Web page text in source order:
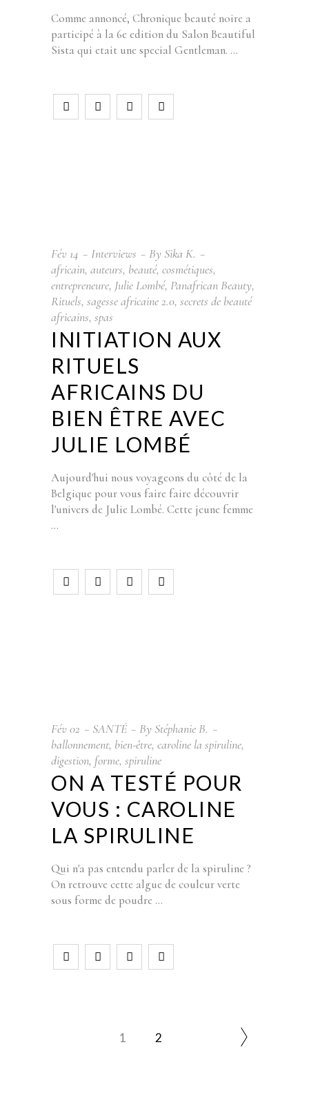
Comme annoncé, Chronique beauté noire a
participé à la 6e edition du Salon Beautiful
Sista qui etait une special Gentleman.
Fév 14 Interviews By Sika K.
africain, auteurs, beauté, cosmétiques,
entrepreneure, Julie Lombé, Panafrican Beauty,
Rituels, sagesse africaine 2.0, secrets de beauté
africains, spas
INITIATION AUX
RITUELS
AFRICAINS DU
BIEN ÊTRE AVEC
JULIE LOMBÉ
Aujourd'hui nous voyageons du côté de la
Belgique pour vous faire faire découvrir
l'univers de Julie Lombé. Cette jeune femme
Fév02 SANTÉ By Stéphanie B.
ballonnement, bien-être, caroline la spiruline,
digestion, forme, spiruline
ON A TESTÉ POUR
VOUS : CAROLINE
LA SPIRULINE
Qui n'a pas entendu parler de la spiruline ?
On retrouve cette algue de couleur verte
sous forme de poudre
1 2